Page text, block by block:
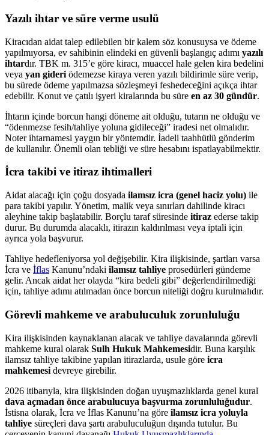
Yazılı ihtar ve süre verme usulü
Kiracıdan aidat talep edilebilen bir kalem söz konusuysa ve ödeme
yapılmıyorsa, ev sahibinin elindeki en güvenli başlangıç adımı yazılı
ihtardır. TBK m. 315’e göre kiracı, muaccel hale gelen kira bedelini
veya yan gideri ödemezse kiraya veren yazılı bildirimle süre verip,
bu sürede ödeme yapılmazsa sözleşmeyi feshedeceğini açıkça ihtar
edebilir. Konut ve çatılı işyeri kiralarında bu süre en az 30 gündür.
İhtarın içinde borcun hangi döneme ait olduğu, tutarın ne olduğu ve
“ödenmezse fesih/tahliye yoluna gidileceği” iradesi net olmalıdır.
Noter ihtarnamesi yaygın bir yöntemdir. İadeli taahhütlü gönderim
de kullanılır. Önemli olan tebliği ve süre hesabını ispatlayabilmektir.
İcra takibi ve itiraz ihtimalleri
Aidat alacağı için çoğu dosyada ilamsız icra (genel haciz yolu) ile
para takibi yapılır. Yönetim, malik veya sınırları dahilinde kiracı
aleyhine takip başlatabilir. Borçlu taraf süresinde itiraz ederse takip
durur. Bu durumda alacaklı, itirazın kaldırılması veya iptali için
ayrıca yola başvurur.
Tahliye hedefleniyorsa yol değişebilir. Kira ilişkisinde, şartları varsa
İcra ve İflas Kanunu’ndaki ilamsız tahliye prosedürleri gündeme
gelir. Ancak aidat her olayda “kira bedeli gibi” değerlendirilmediği
için, tahliye adımı atılmadan önce borcun niteliği doğru kurulmalıdır.
Görevli mahkeme ve arabuluculuk zorunluluğu
Kira ilişkisinden kaynaklanan alacak ve tahliye davalarında görevli
mahkeme kural olarak Sulh Hukuk Mahkemesidir. Buna karşılık
ilamsız tahliye takibine yapılan itirazlarda, usule göre icra
mahkemesi devreye girebilir.
2026 itibarıyla, kira ilişkisinden doğan uyuşmazlıklarda genel kural
dava açmadan önce arabulucuya başvurma zorunluluğudur.
İstisna olarak, İcra ve İflas Kanunu’na göre ilamsız icra yoluyla
tahliye süreçleri dava şartı arabuluculuğun dışında tutulur. Bu